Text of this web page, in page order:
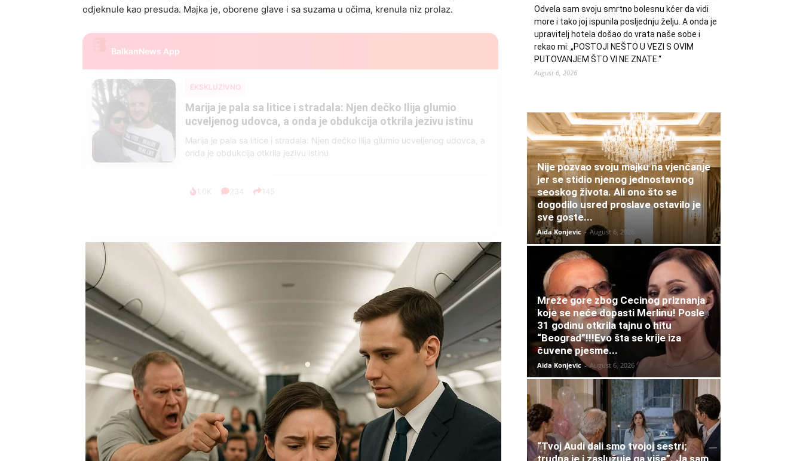
odjeknule kao presuda. Majka je, oborene glave i sa suzama u očima, krenula niz prolaz.
BalkanNews App
EKSKLUZIVNO
Marija je pala sa litice i stradala: Njen dečko Ilija glumio
ucveljenog udovca, a onda je obdukcija otkrila jezivu istinu
Marija je pala sa litice i stradala: Njen dečko Ilija glumio ucveljenog udovca, a
onda je obdukcija otkrila jezivu istinu
1.0K 234 145
Odvela sam svoju smrtno bolesnu kćer da vidi
more i tako joj ispunila posljednju želju. A onda je
upravitelj hotela došao do vrata naše sobe i
rekao mi: „POSTOJI NEŠTO U VEZI S OVIM
PUTOVANJEM ŠTO VI NE ZNATE.“
August 6, 2026
Nije pozvao svoju majku na vjenčanje
jer se stidio njenog jednostavnog
seoskog života. Ali ono što se
dogodilo usred proslave ostavilo je
sve goste...
Aida Konjevic - August 6, 2026
Mreže gore zbog Cecinog priznanja
koje se neće dopasti Merlinu! Posle
31 godinu otkrila tajnu o hitu
“Beograd”!!!Evo šta se krije iza
čuvene pjesme...
Aida Konjevic - August 6, 2026
“Tvoj Audi dali smo tvojoj sestri;
trudna je i zaslužuje ga više”. Ja sam